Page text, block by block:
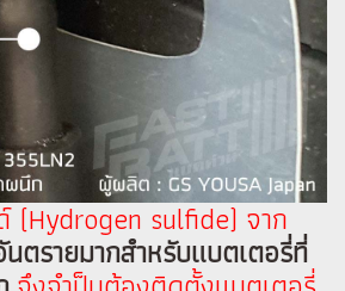
(Hydrogen sulfide) จาก
นตรายมากสำหรับแบตเตอรี่ที่